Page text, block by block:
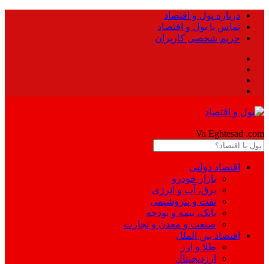
درباره پول و اقتصاد
تماس با پول و اقتصاد
حریم شخصی کاربران
Va Eghtesad .com
اقتصاد دولتی
بازار خودرو
برق، آب و انرژی
نفت و پتروشیمی
بانک، بیمه و بودجه
صنعت و معدن و تجارت
اقتصاد بین الملل
طلا و ارز
ارزدیجیتال